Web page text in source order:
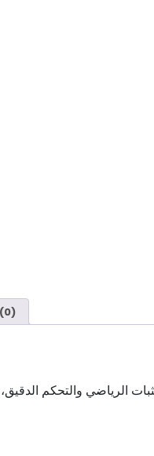
(0)
الرياضي والتحكم